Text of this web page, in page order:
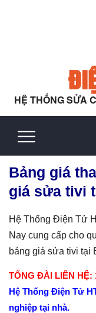
HỆ THỐNG SỬA
Bảng giá
giá sửa tivi
Hệ Thống Điện Tử
Nay cung cấp cho
bảng giá sửa tivi tại
TỔNG ĐÀI LIÊN HỆ:
Hệ Thống Điện Tử
nghiệp tại nhà.